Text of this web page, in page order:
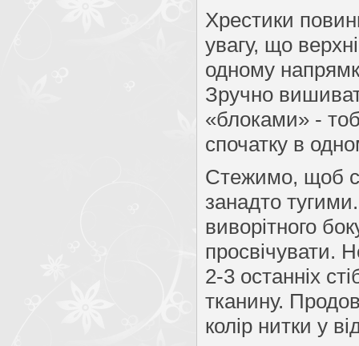
Хрестики
увагу, що
одному
Зручно
«блоками» -
спочатку в
Стежимо, щоб
занадто
виворітного
просвічувати.
2-3 останніх
тканину.
колір нитки у